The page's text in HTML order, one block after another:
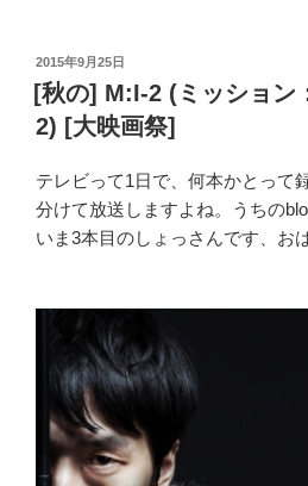
す
の
私
の
心
な
い
ネ
投
稿
日:
2015年9月25日
[秋の] M:I-2 (ミッション
2) [大映画祭]
テレビって1日で、何本かとって
分けて放送しますよね。うちの
いま3本目のしょっさんです、お